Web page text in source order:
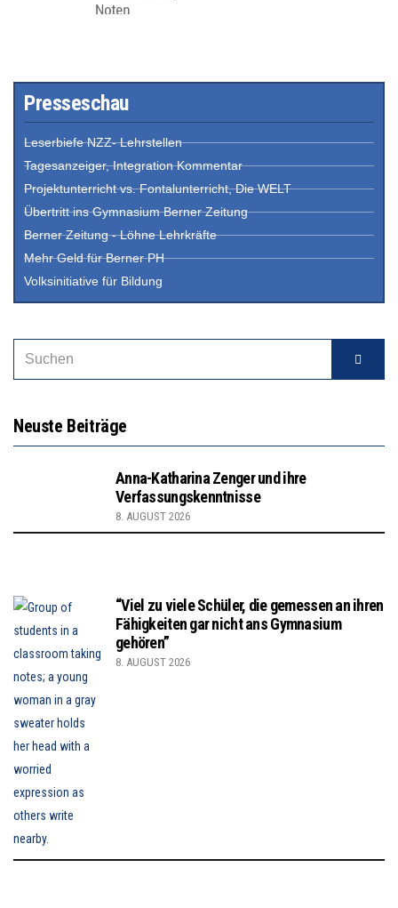
Presseschau
Leserbiefe NZZ- Lehrstellen
Tagesanzeiger, Integration Kommentar
Projektunterricht vs. Fontalunterricht, Die WELT
Übertritt ins Gymnasium Berner Zeitung
Berner Zeitung - Löhne Lehrkräfte
Mehr Geld für Berner PH
Volksinitiative für Bildung
Neuste Beiträge
Anna-Katharina Zenger und ihre
Verfassungskenntnisse
8. AUGUST 2026
“Viel zu viele Schüler, die gemessen an ihren
Fähigkeiten gar nicht ans Gymnasium
gehören”
8. AUGUST 2026